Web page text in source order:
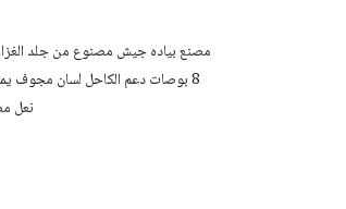
8 بوصات دعم الكاحل لسان مجوف
نعل